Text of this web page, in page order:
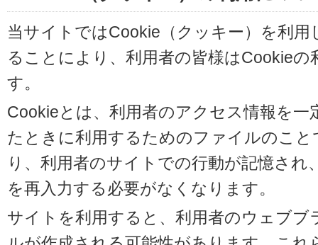
当サイトではCookie（クッキー）を利
ることにより、利用者の皆様はCookie
す。
Cookieとは、利用者のアクセス情報を
たときに利用するためのファイルのこ
り、利用者のサイトでの行動が記憶さ
を再入力する必要がなくなります。
サイトを利用すると、利用者のウェブ